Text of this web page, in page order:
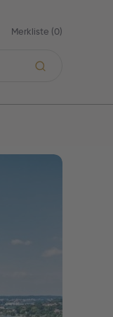
Merkliste (0)